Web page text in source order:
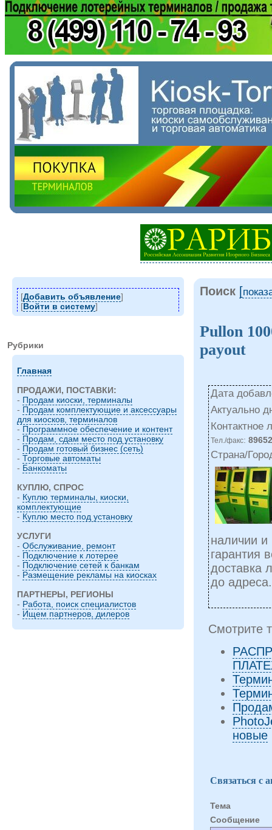
[Добавить объявление]
[Войти в систему]
Рубрики
Главная
ПРОДАЖИ, ПОСТАВКИ:
- Продам киоски, терминалы
- Продам комплектующие и аксессуары
для киосков, терминалов
- Программное обеспечение и контент
- Продам, сдам место под установку
- Продам готовый бизнес (сеть)
- Торговые автоматы
- Банкоматы
КУПЛЮ, СПРОС
- Куплю терминалы, киоски,
комплектующие
- Куплю место под установку
УСЛУГИ
- Обслуживание, ремонт
- Подключение к лотерее
- Подключение сетей к банкам
- Размещение рекламы на киосках
ПАРТНЕРЫ, РЕГИОНЫ
- Работа, поиск специалистов
- Ищем партнеров, дилеров
Поиск [
Pullon
payout
Дата
Актуально
Контактное
Тел./факс:
Страна/
наличии и
гарантия
доставка
до адреса.
Смотрите
новые
Связаться с
Тема
Cообщение